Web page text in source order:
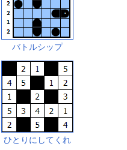
バトルシップ
ひとりにしてくれ